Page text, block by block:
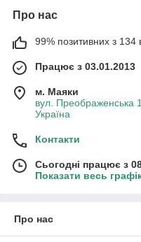
Про нас
99% позитивних з 134
Працює з 03.01.2013
м. Маяки
вул. Преображенська
Україна
Контакти
Сьогодні працює з
Показати весь
Про нас